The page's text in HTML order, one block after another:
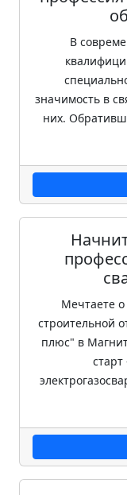
В
значимость в
них.
Мечтаете
строительной
плюс" в